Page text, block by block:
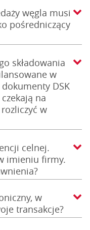
węgla musi
pośredniczący
składowania
w
dokumenty DSK
na
w
celnej.
imieniu firmy.
w
transakcje?